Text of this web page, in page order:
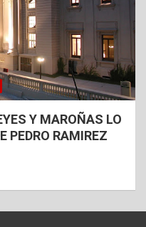
Y MAROÑAS LO
PEDRO RAMIREZ